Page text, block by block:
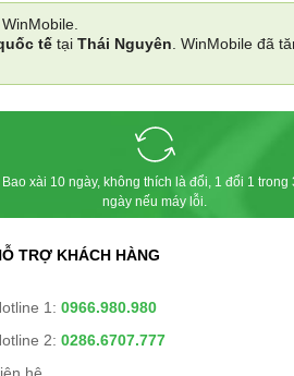
tế tại Thái Nguyên . WinMobile đã
Bao xài 10 ngày, không thích là đổi, 1 đổi 1 trong
ngày nếu máy lỗi.
TRỢ KHÁCH HÀNG
1: 0966.980.980
2: 0286.6707.777